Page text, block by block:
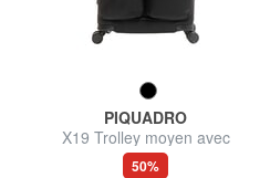
PIQUADRO
X19 Trolley moyen avec
poches
50%